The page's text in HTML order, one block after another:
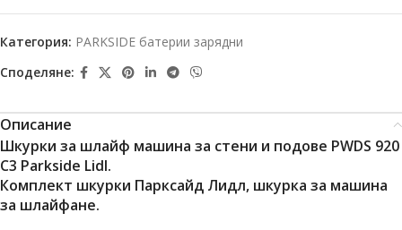
Категория: PARKSIDE батерии зарядни
Споделяне:
Описание
Шкурки за шлайф машина за стени и подове PWDS 920
C3 Parkside Lidl.
Комплект шкурки Парксайд Лидл, шкурка за машина
за шлайфане.